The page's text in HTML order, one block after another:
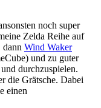
noch super
Zelda Reihe auf
dann Wind Waker
und zu guter
durchzuspielen.
die Grätsche. Dabei
einen